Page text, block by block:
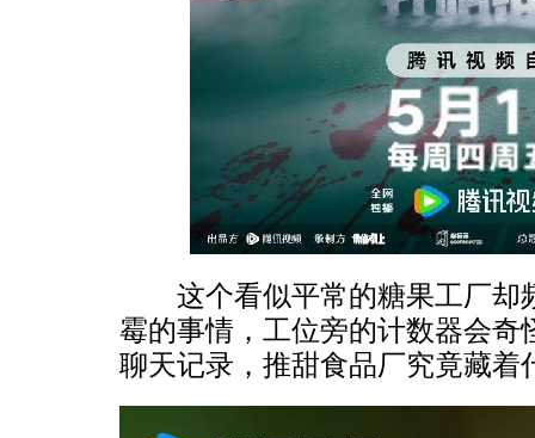
这个看似平常的糖果工厂却
霉的事情，工位旁的计数器会
聊天记录，推甜食品厂究竟藏着